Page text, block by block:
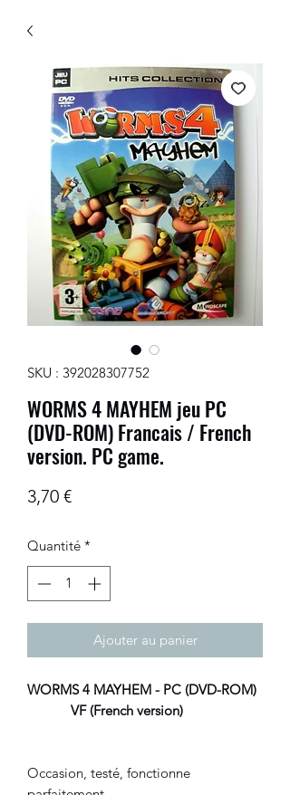
SKU : 392028307752
WORMS 4 MAYHEM jeu PC
(DVD-ROM) Francais / French
version. PC game.
3,70 €Prix
Quantité *
Ajouter au panier
WORMS 4 MAYHEM - PC (DVD-ROM)
VF (French version)
Occasion, testé, fonctionne